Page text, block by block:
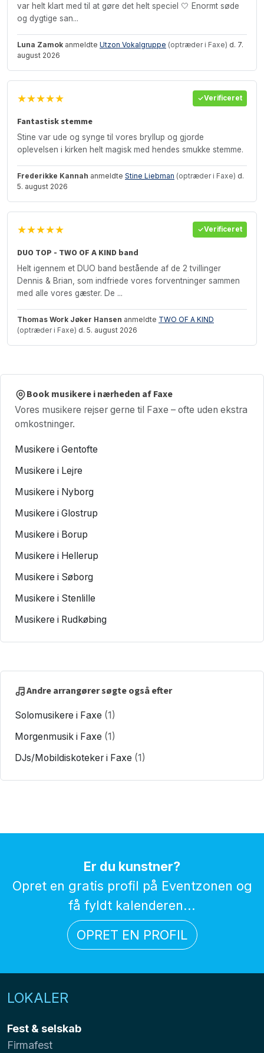
var helt klart med til at gøre det helt speciel 🤍 Enormt søde
og dygtige san...
Luna Zamok anmeldte Utzon Vokalgruppe (optræder i Faxe) d. 7.
august 2026
★★★★★ Verificeret
Fantastisk stemme
Stine var ude og synge til vores bryllup og gjorde
oplevelsen i kirken helt magisk med hendes smukke stemme.
Frederikke Kannah anmeldte Stine Liebman (optræder i Faxe) d.
5. august 2026
★★★★★ Verificeret
DUO TOP - TWO OF A KIND band
Helt igennem et DUO band bestående af de 2 tvillinger
Dennis & Brian, som indfriede vores forventninger sammen
med alle vores gæster. De ...
Thomas Work Jøker Hansen anmeldte TWO OF A KIND
(optræder i Faxe) d. 5. august 2026
Book musikere i nærheden af Faxe
Vores musikere rejser gerne til Faxe – ofte uden ekstra
omkostninger.
Musikere i Gentofte
Musikere i Lejre
Musikere i Nyborg
Musikere i Glostrup
Musikere i Borup
Musikere i Hellerup
Musikere i Søborg
Musikere i Stenlille
Musikere i Rudkøbing
Andre arrangører søgte også efter
Solomusikere i Faxe (1)
Morgenmusik i Faxe (1)
DJs/Mobildiskoteker i Faxe (1)
Er du kunstner?
Opret en gratis profil på Eventzonen og
få fyldt kalenderen...
OPRET EN PROFIL
LOKALER
Fest & selskab
Firmafest